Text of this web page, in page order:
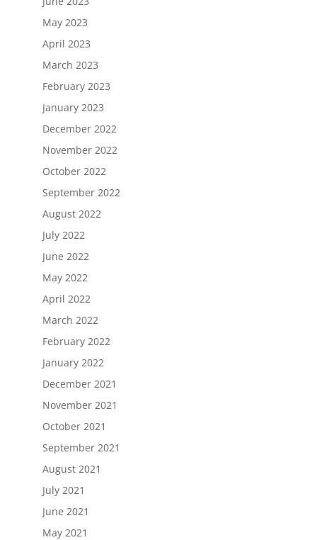
May 2023
April 2023
March 2023
February 2023
January 2023
December 2022
November 2022
October 2022
September 2022
August 2022
July 2022
June 2022
May 2022
April 2022
March 2022
February 2022
January 2022
December 2021
November 2021
October 2021
September 2021
August 2021
July 2021
June 2021
May 2021